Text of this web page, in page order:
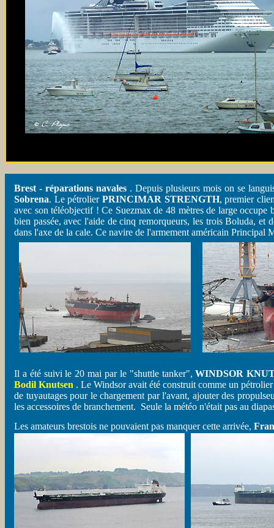
Brest - réparations navales. Depuis plusieurs mois on se
Sobrena. Le pétrolierPRINCIMAR STRENGTH, premier
avec son téléobjectif ! Ce Suezmax de 48 mètres de large
bien passée, avec l'aide de cinq remorqueurs, les trois Boluda, et
dans l'axe de la cale. Ce navire de l'armement américain Principal
Il a été suivi le 20 mai par le "shuttle tanker",WINDSOR
Bodil Knutsen . Le Windsor avait été construit comme un
de tuyautages pour le chargement par l'avant, ajouter des
les accessoires de branchement. Seule la météo n'était pas au
Les amateurs brestois ne pouvaient pas manquer cette arrivée,